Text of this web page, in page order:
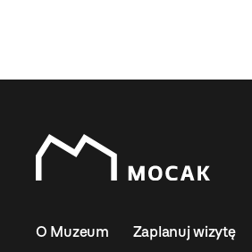
O Muzeum Zaplanuj wizytę